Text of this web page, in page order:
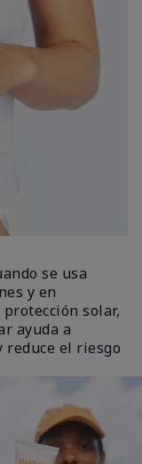
se usa
y en
solar,
ayuda a
reduce el riesgo